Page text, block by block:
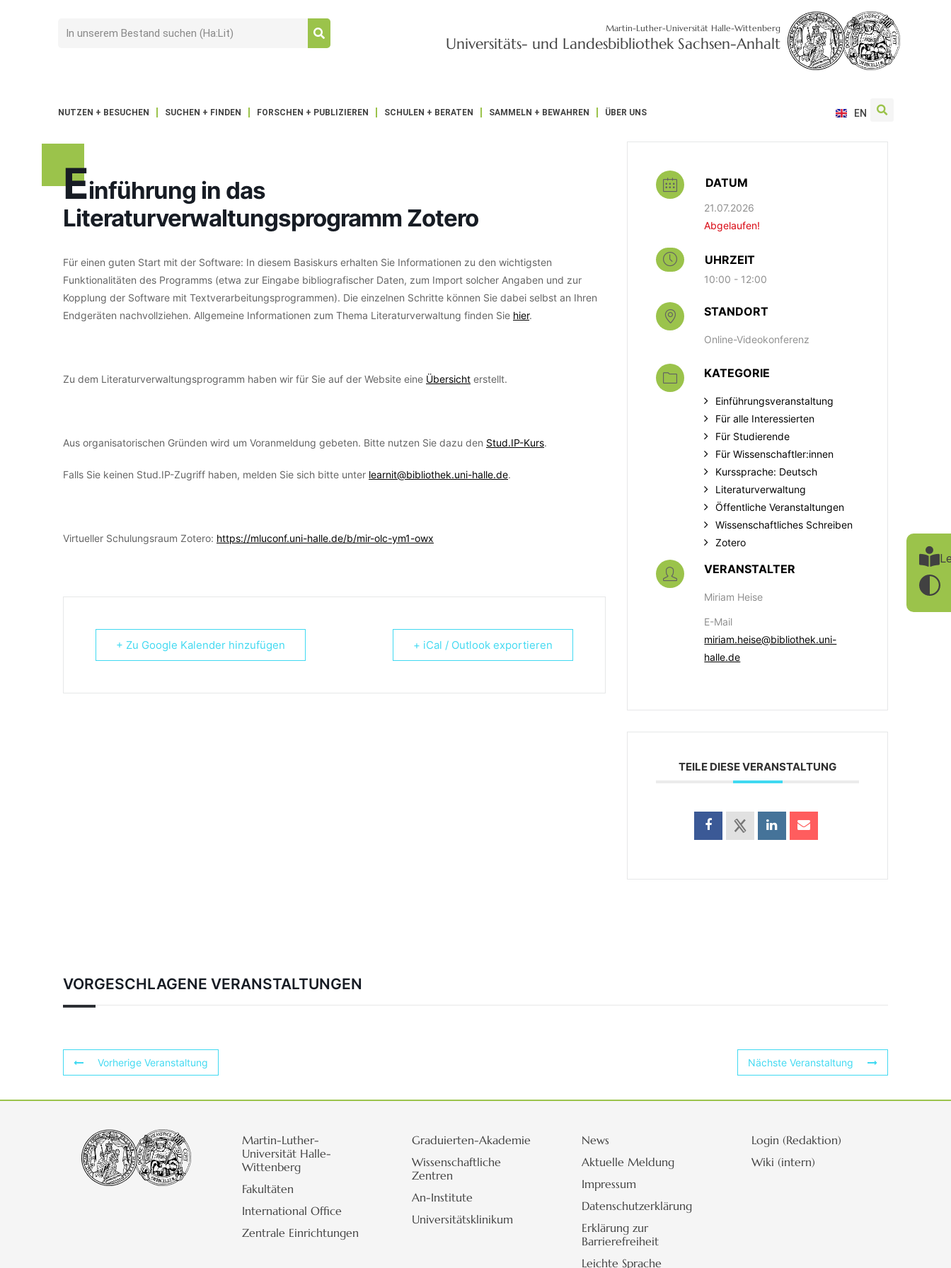
Martin-Luther-Universität Halle-Wittenberg
Universitäts- und Landesbibliothek Sachsen-Anhalt
NUTZEN + BESUCHEN SUCHEN + FINDEN FORSCHEN + PUBLIZIEREN SCHULEN + BERATEN SAMMELN + BEWAHREN ÜBER UNS EN
Einführung in das
Literaturverwaltungsprogramm Zotero
Für einen guten Start mit der Software: In diesem Basiskurs erhalten Sie Informationen zu den wichtigsten
Funktionalitäten des Programms (etwa zur Eingabe bibliografischer Daten, zum Import solcher Angaben und zur
Kopplung der Software mit Textverarbeitungsprogrammen). Die einzelnen Schritte können Sie dabei selbst an Ihren
Endgeräten nachvollziehen. Allgemeine Informationen zum Thema Literaturverwaltung finden Sie hier.
Zu dem Literaturverwaltungsprogramm haben wir für Sie auf der Website eine Übersicht erstellt.
Aus organisatorischen Gründen wird um Voranmeldung gebeten. Bitte nutzen Sie dazu den Stud.IP-Kurs.
Falls Sie keinen Stud.IP-Zugriff haben, melden Sie sich bitte unter learnit@bibliothek.uni-halle.de.
Virtueller Schulungsraum Zotero: https://mluconf.uni-halle.de/b/mir-olc-ym1-owx
+ Zu Google Kalender hinzufügen + iCal / Outlook exportieren
DATUM
21.07.2026
Abgelaufen!
UHRZEIT
10:00 - 12:00
STANDORT
Online-Videokonferenz
KATEGORIE
Einführungsveranstaltung
Für alle Interessierten
Für Studierende
Für Wissenschaftler:innen
Kurssprache: Deutsch
Literaturverwaltung
Öffentliche Veranstaltungen
Wissenschaftliches Schreiben
Zotero
VERANSTALTER
Miriam Heise
E-Mail
miriam.heise@bibliothek.uni-
halle.de
TEILE DIESE VERANSTALTUNG
VORGESCHLAGENE VERANSTALTUNGEN
Vorherige Veranstaltung Nächste Veranstaltung
Martin-Luther-
Universität Halle-
Wittenberg
Fakultäten
International Office
Zentrale Einrichtungen
Graduierten-Akademie
Wissenschaftliche
Zentren
An-Institute
Universitätsklinikum
News
Aktuelle Meldung
Impressum
Datenschutzerklärung
Erklärung zur
Barrierefreiheit
Leichte Sprache
Login (Redaktion)
Wiki (intern)